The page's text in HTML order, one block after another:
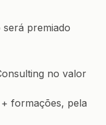
premiado
no valor
formações, pela